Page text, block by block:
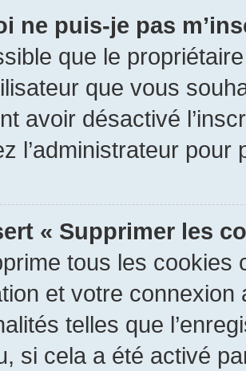
ne puis-je pas
que le
que vous
avoir désactivé
l’administrateur
« Supprimer les
tous les cookies
et votre
telles que
si cela a été activé